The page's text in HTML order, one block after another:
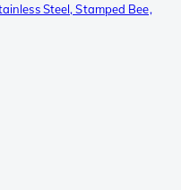
Steel, Stamped Bee,